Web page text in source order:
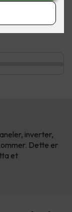
med
inverter,
Dette er
et